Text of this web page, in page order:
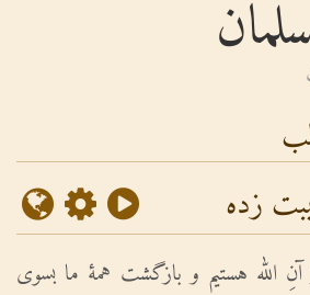
زده
آنِ الله هستیم و بازگشت همۀ ما بسوى